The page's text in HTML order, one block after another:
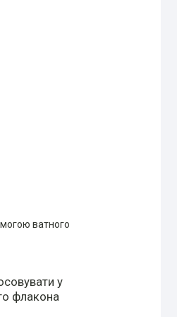
ватного
у
флакона